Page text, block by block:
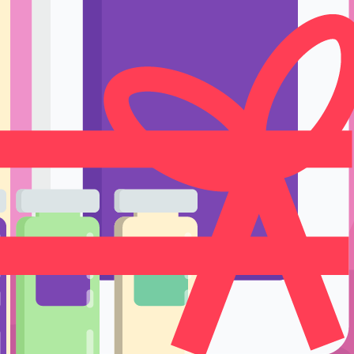
Ручки
Тренировка и
Подставки и
Одноразовые